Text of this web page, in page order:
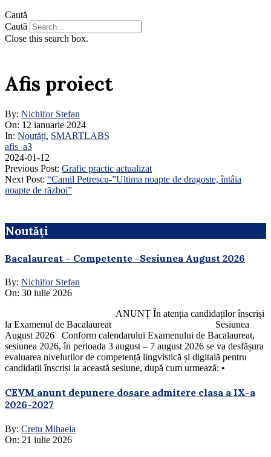
Caută
Caută
Close this search box.
Afis proiect
By: Nichifor Stefan
On: 12 ianuarie 2024
In: Noutăți, SMARTLABS
afis_a3
2024-01-12
Previous Post: Grafic practic actualizat
Next Post: “Camil Petrescu-”Ultima noapte de dragoste, întâia
noapte de război”
Noutăți
Bacalaureat – Competente -Sesiunea August 2026
By: Nichifor Stefan
On: 30 iulie 2026
ANUNȚ În atenția candidaților înscriși
la Examenul de Bacalaureat Sesiunea
August 2026 Conform calendarului Examenului de Bacalaureat,
sesiunea 2026, în perioada 3 august – 7 august 2026 se va desfășura
evaluarea nivelurilor de competență lingvistică și digitală pentru
candidații înscriși la această sesiune, după cum urmează: •
CEVM anunt depunere dosare admitere clasa a IX-a
2026-2027
By: Cretu Mihaela
On: 21 iulie 2026